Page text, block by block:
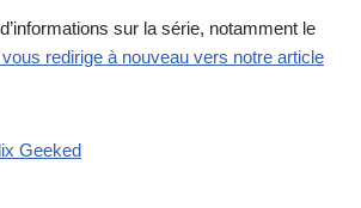
sur la série, notamment le
vous redirige à nouveau vers notre article
Geeked